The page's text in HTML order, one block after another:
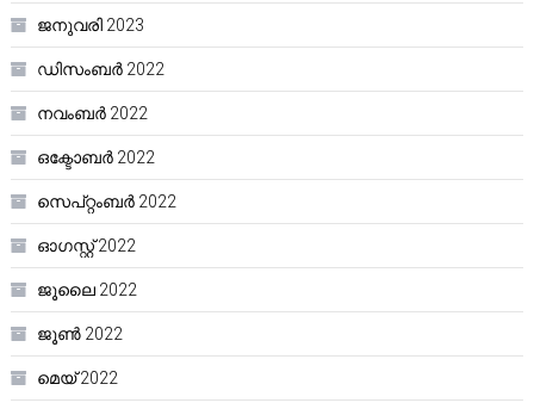
ജനുവരി 2023
ഡിസംബർ 2022
നവംബർ 2022
ഒക്ടോബർ 2022
സെപ്റ്റംബർ 2022
ഓഗസ്റ്റ്‌ 2022
ജൂലൈ 2022
ജൂൺ 2022
മെയ്‌ 2022